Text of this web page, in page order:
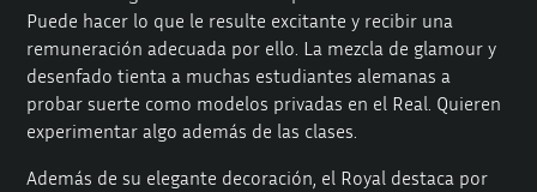
Puede hacer lo que le resulte excitante y recibir una
remuneración adecuada por ello. La mezcla de glamour y
desenfado tienta a muchas estudiantes alemanas a
probar suerte como modelos privadas en el Real. Quieren
experimentar algo además de las clases.
Además de su elegante decoración, el Royal destaca por